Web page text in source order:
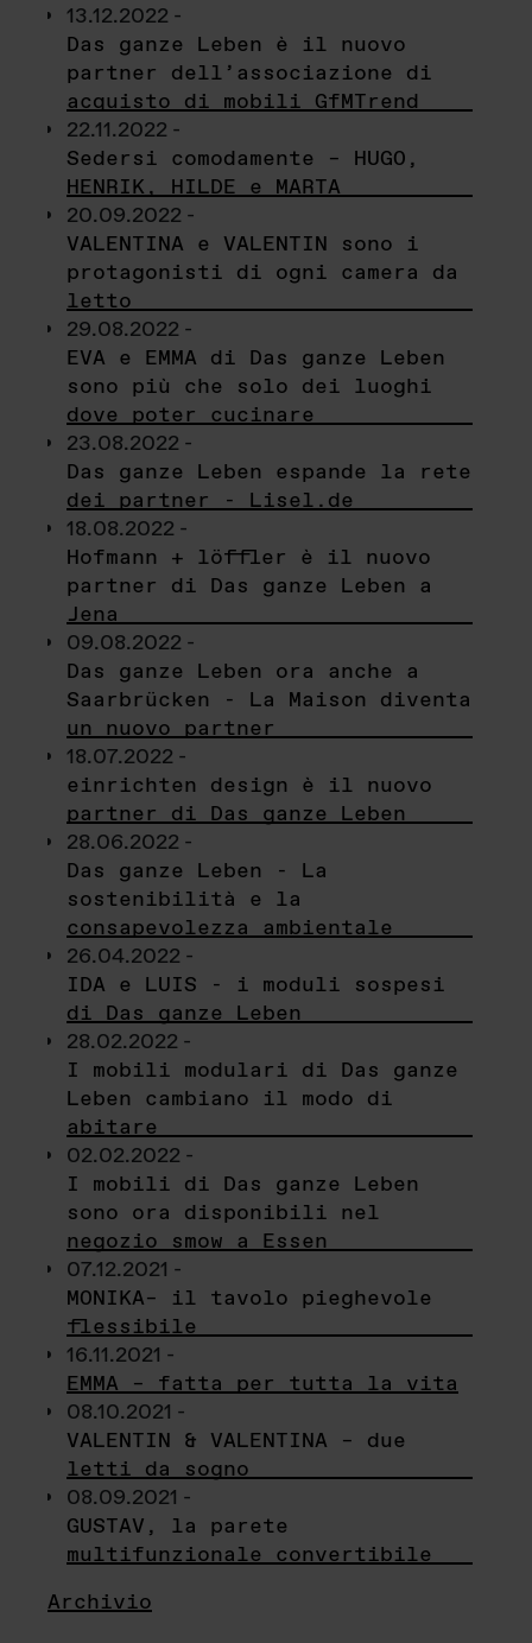
13.12.2022 -
Das ganze Leben è il nuovo
partner dell’associazione di
acquisto di mobili GfMTrend
22.11.2022 -
Sedersi comodamente – HUGO,
HENRIK, HILDE e MARTA
20.09.2022 -
VALENTINA e VALENTIN sono i
protagonisti di ogni camera da
letto
29.08.2022 -
EVA e EMMA di Das ganze Leben
sono più che solo dei luoghi
dove poter cucinare
23.08.2022 -
Das ganze Leben espande la rete
dei partner - Lisel.de
18.08.2022 -
Hofmann + löffler è il nuovo
partner di Das ganze Leben a
Jena
09.08.2022 -
Das ganze Leben ora anche a
Saarbrücken - La Maison diventa
un nuovo partner
18.07.2022 -
einrichten design è il nuovo
partner di Das ganze Leben
28.06.2022 -
Das ganze Leben - La
sostenibilità e la
consapevolezza ambientale
26.04.2022 -
IDA e LUIS - i moduli sospesi
di Das ganze Leben
28.02.2022 -
I mobili modulari di Das ganze
Leben cambiano il modo di
abitare
02.02.2022 -
I mobili di Das ganze Leben
sono ora disponibili nel
negozio smow a Essen
07.12.2021 -
MONIKA– il tavolo pieghevole
flessibile
16.11.2021 -
EMMA – fatta per tutta la vita
08.10.2021 -
VALENTIN & VALENTINA – due
letti da sogno
08.09.2021 -
GUSTAV, la parete
multifunzionale convertibile
Archivio